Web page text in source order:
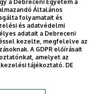
a Debreceni Egyetem a
Általános
folyamatait és
és adatvédelmi
adatait a Debreceni
kezelte, megfelelve az
A GDPR előírásait
amelyet az
tájékoztató. DE